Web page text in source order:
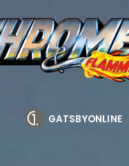
GATSBYONLINE